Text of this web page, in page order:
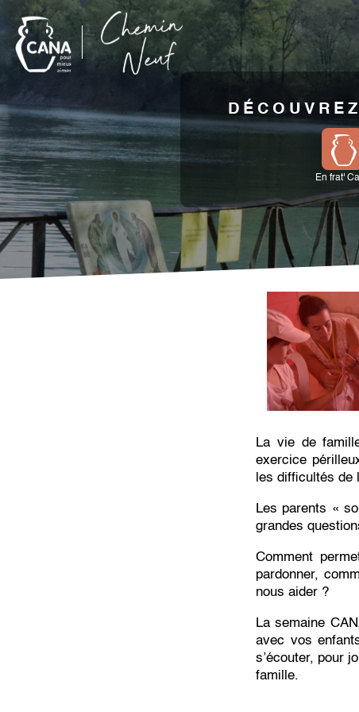
En frat'
La vie de
exercice
les difficultés
Les parents «
grandes
Comment
pardonner,
nous aider ?
La semaine
avec vos
s’écouter, pour
famille.